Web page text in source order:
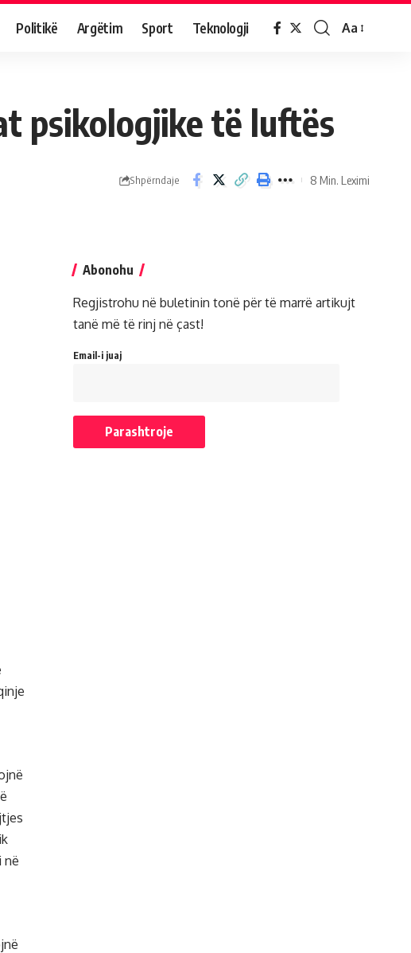
Politikë Argëtim Sport Teknologji Aa
psikologjike të luftës
Shpërndaje 8 Min. Leximi
në
Abonohu
Regjistrohu në buletinin tonë për të marrë artikujt
tanë më të rinj në çast!
Email-i juaj